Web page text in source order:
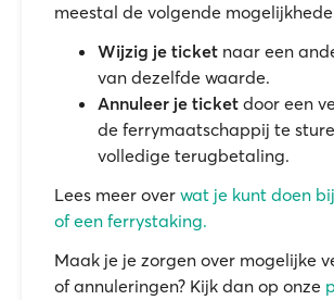
meestal de volgende
Wijzig je ticket naar een
van dezelfde waarde.
Annuleer je ticket door een
de ferrymaatschappij te
volledige terugbetaling.
Lees meer over wat je kunt doen
of een ferrystaking.
Maak je je zorgen over mogelijke
of annuleringen? Kijk dan op onze